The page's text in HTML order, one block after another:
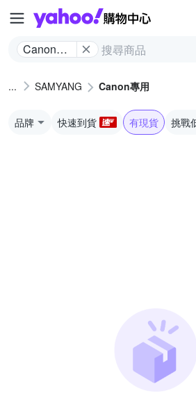
Yahoo
Canon專
SAMYANG Canon專用
品牌 快速到貨 有現貨 挑戰